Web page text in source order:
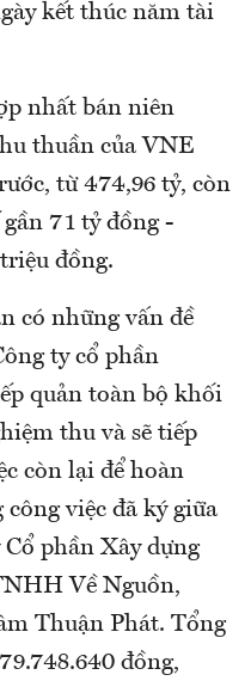
kết thúc năm tài
nhất bán niên
thuần của VNE
từ 474,96 tỷ, còn
71 tỷ đồng -
đồng.
có những vấn đề
ty cổ phần
quản toàn bộ khối
thu và sẽ tiếp
còn lại để hoàn
việc đã ký giữa
phần Xây dựng
Về Nguồn,
Thuận Phát. Tổng
đồng,